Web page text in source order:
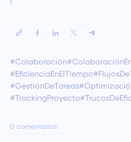
#Colaboración
#EficienciaEnElTiempo
#GestiónDeTareas
#TrackingProyecto
0 comentarios